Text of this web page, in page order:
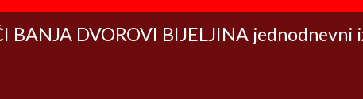
BANJA DVOROVI BIJELJINA jednodnevni